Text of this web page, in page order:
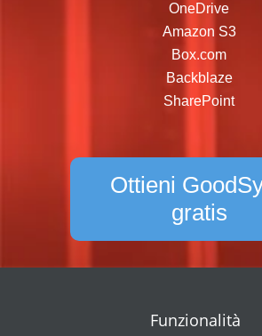
OneDrive
Amazon S3
Box.com
Backblaze
SharePoint
Ottieni
gratis
Funzionalità